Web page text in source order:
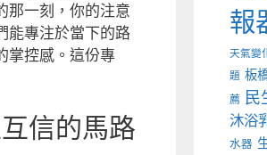
那一刻，你的注意
能專注於當下的路
掌控感。這份專
信的馬路
報
天氣變
題 板
薦 民
沐浴
水器